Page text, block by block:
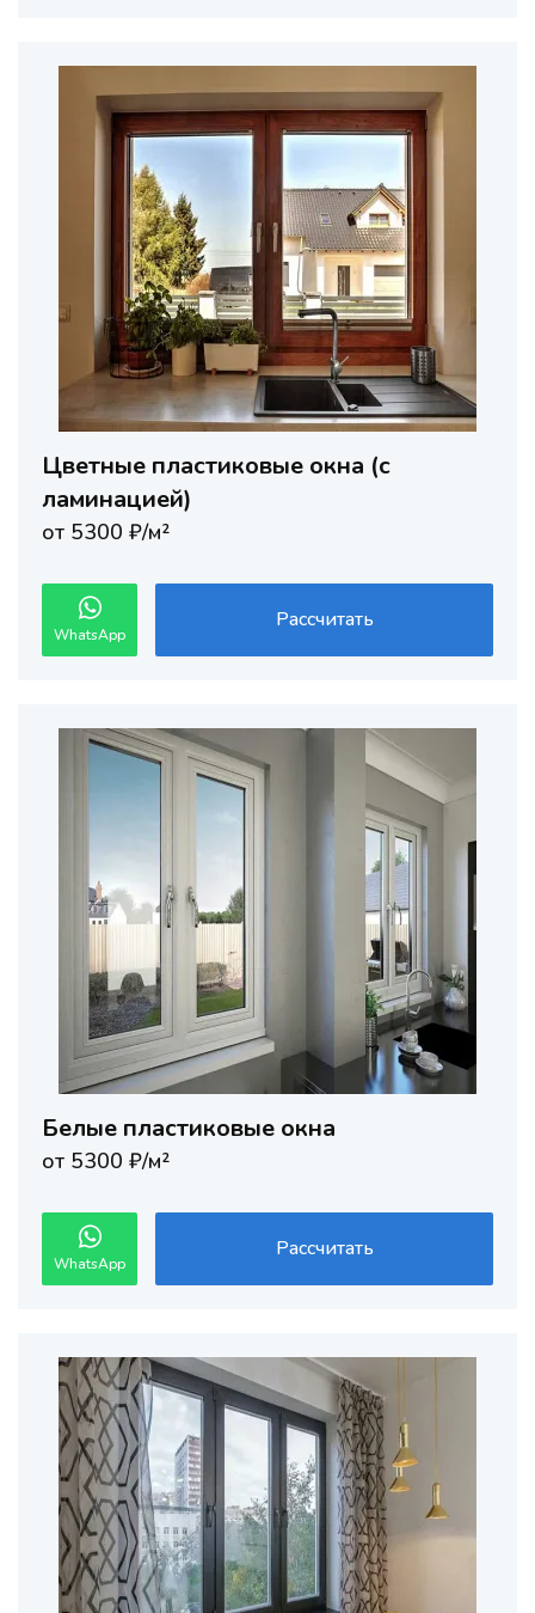
Цветные пластиковые окна (с
ламинацией)
от 5300 ₽/м²
WhatsApp
Рассчитать
Белые пластиковые окна
от 5300 ₽/м²
WhatsApp
Рассчитать